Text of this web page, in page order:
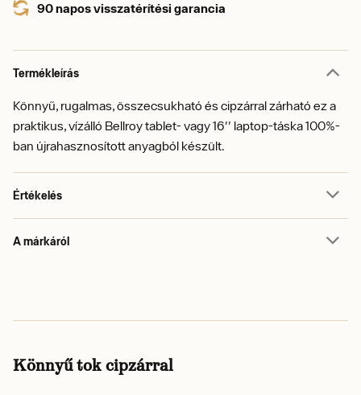
90 napos visszatérítési garancia
Termékleírás
Könnyű, rugalmas, összecsukható és cipzárral zárható ez a
praktikus, vízálló Bellroy tablet- vagy 16'' laptop-táska 100%-
ban újrahasznosított anyagból készült.
Értékelés
A márkáról
Könnyű tok cipzárral